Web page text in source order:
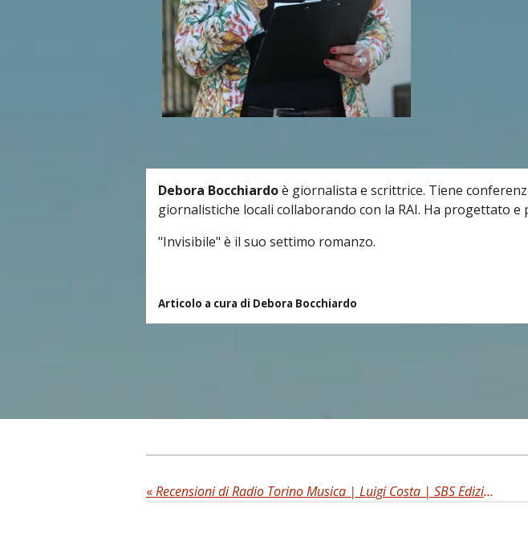
Debora Bocchiardoè giornalista e scrittrice. Tiene
giornalistiche locali collaborando con la RAI. Ha progettato
"Invisibile" è il suo settimo romanzo.
Articolo a cura di Debora Bocchiardo
« Recensioni di Radio Torino Musica | Luigi Costa | SBS Edizioni